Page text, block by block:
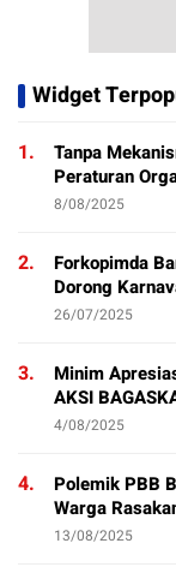
Widget
1.
Tanpa
Peraturan
8/08/2025
2.
Forkopimda
Dorong
26/07/2025
3.
Minim
AKSI
4/08/2025
4.
Polemik PBB
Warga
13/08/2025